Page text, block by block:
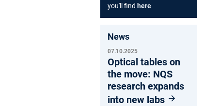
you'll find here
News
07.10.2025
Optical tables on
the move: NQS
research expands
into new labs